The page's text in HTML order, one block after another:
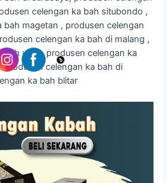
celengan ka bah situbondo ,
bah magetan , produsen celengan
celengan ka bah di malang ,
bah unik , produsen celengan ka
produsen celengan ka bah di
ka bah blitar